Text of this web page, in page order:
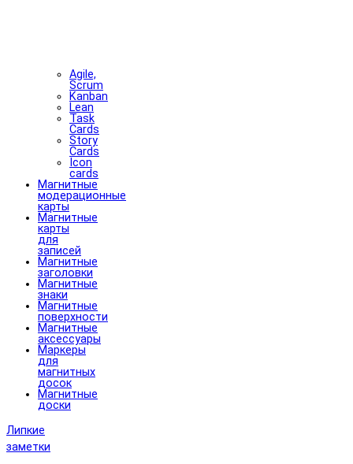
Agile,
Scrum
Kanban
Lean
Task
Cards
Story
Cards
Icon
cards
Магнитные
модерационные
карты
Магнитные
карты
для
записей
Магнитные
заголовки
Магнитные
знаки
Магнитные
поверхности
Магнитные
аксессуары
Маркеры
для
магнитных
досок
Магнитные
доски
Липкие
заметки